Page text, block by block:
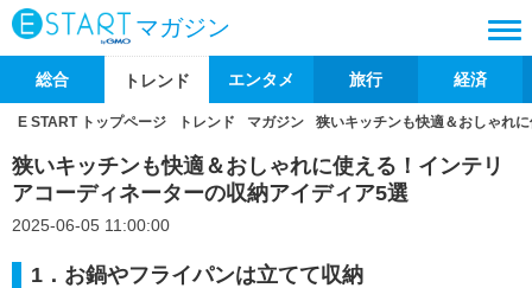
マガジン
総合 トレンド エンタメ 旅行 経済
E START トップページ トレンド マガジン 狭いキッチンも快適＆おしゃれ
狭いキッチンも快適＆おしゃれに使える！インテリ
アコーディネーターの収納アイディア5選
2025-06-05 11:00:00
1．お鍋やフライパンは立てて収納